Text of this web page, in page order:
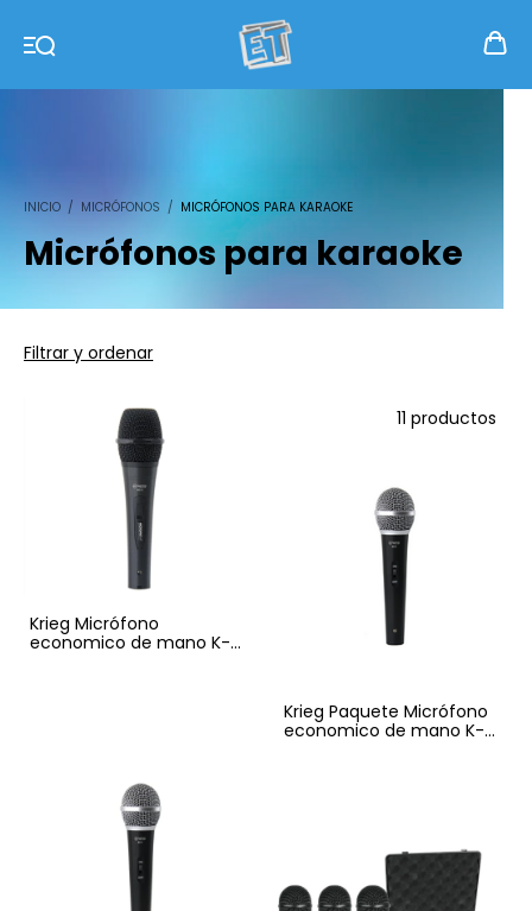
INICIO / MICRÓFONOS / MICRÓFONOS PARA KARAOKE
Micrófonos para karaoke
Filtrar y ordenar
11 productos
Krieg Micrófono
economico de mano K-
Krieg Paquete Micrófono
economico de mano K-